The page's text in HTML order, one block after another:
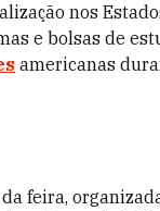
nos
e bolsas de
americanas
feira,